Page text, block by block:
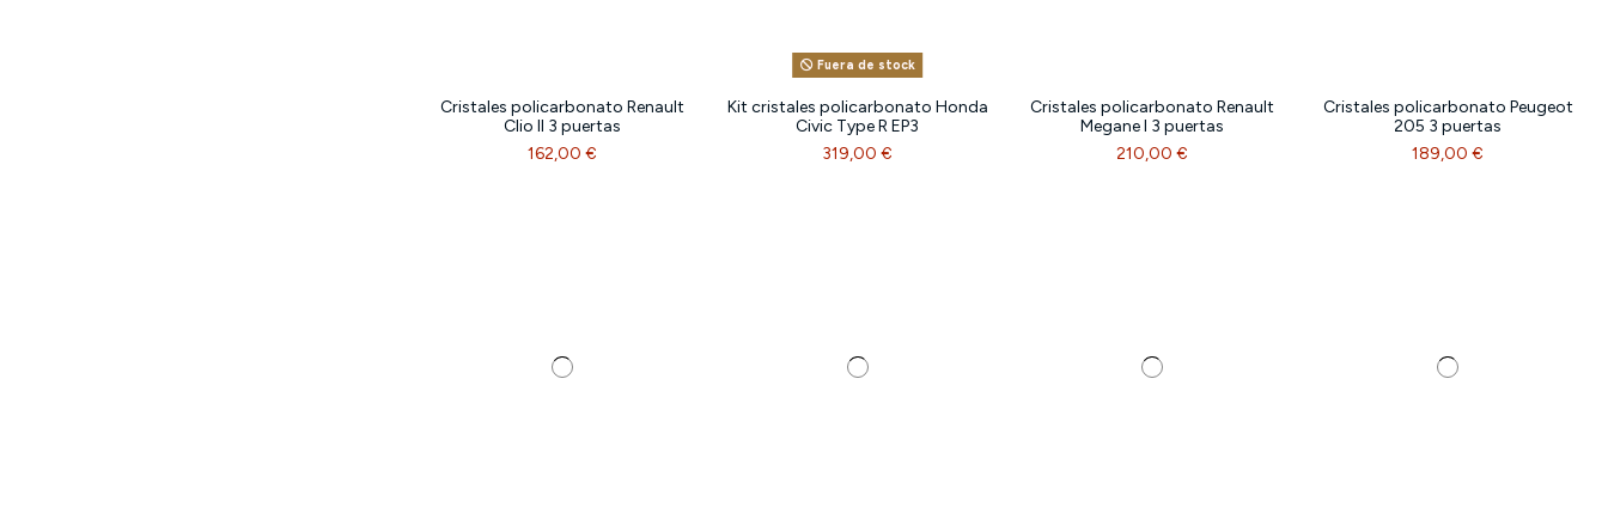
Cristales policarbonato Renault
Clio II 3 puertas
162,00 €
Fuera de stock
Kit cristales policarbonato Honda
Civic Type R EP3
319,00 €
Cristales policarbonato Renault
Megane I 3 puertas
210,00 €
Cristales policarbonato Peugeot
205 3 puertas
189,00 €